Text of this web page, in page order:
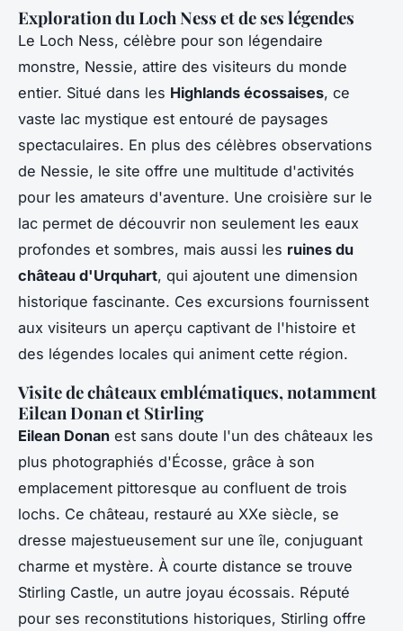
Exploration du Loch Ness et de ses légendes
Le Loch Ness, célèbre pour son légendaire
monstre, Nessie, attire des visiteurs du monde
entier. Situé dans les Highlands écossaises, ce
vaste lac mystique est entouré de paysages
spectaculaires. En plus des célèbres observations
de Nessie, le site offre une multitude d'activités
pour les amateurs d'aventure. Une croisière sur le
lac permet de découvrir non seulement les eaux
profondes et sombres, mais aussi les ruines du
château d'Urquhart, qui ajoutent une dimension
historique fascinante. Ces excursions fournissent
aux visiteurs un aperçu captivant de l'histoire et
des légendes locales qui animent cette région.
Visite de châteaux emblématiques, notamment
Eilean Donan et Stirling
Eilean Donan est sans doute l'un des châteaux les
plus photographiés d'Écosse, grâce à son
emplacement pittoresque au confluent de trois
lochs. Ce château, restauré au XXe siècle, se
dresse majestueusement sur une île, conjuguant
charme et mystère. À courte distance se trouve
Stirling Castle, un autre joyau écossais. Réputé
pour ses reconstitutions historiques, Stirling offre